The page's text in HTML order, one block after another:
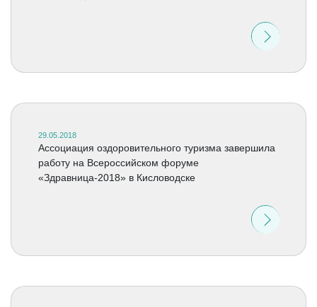
29.05.2018
Ассоциация оздоровительного туризма завершила
работу на Всероссийском форуме
«Здравница-2018» в Кисловодске